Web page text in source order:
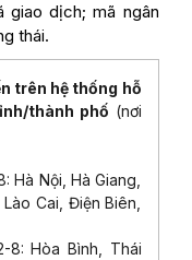
giao dịch; mã ngân
thái.
trên hệ thống hỗ
thành phố (nơi
Hà Nội, Hà Giang,
Cai, Điện Biên,
8: Hòa Bình, Thái